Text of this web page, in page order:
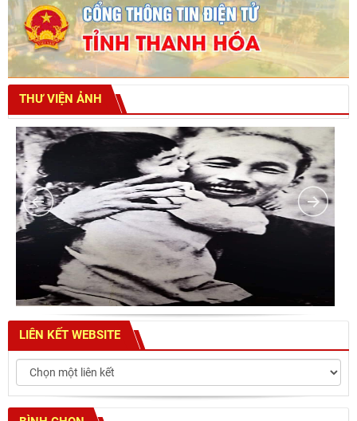
THƯ VIỆN ẢNH
LIÊN KẾT WEBSITE